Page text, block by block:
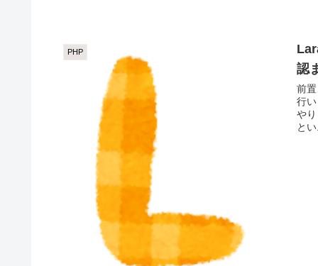
PHP
認
前
行いました。 今回は
や
と